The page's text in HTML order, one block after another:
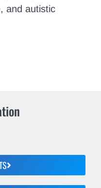
and autistic